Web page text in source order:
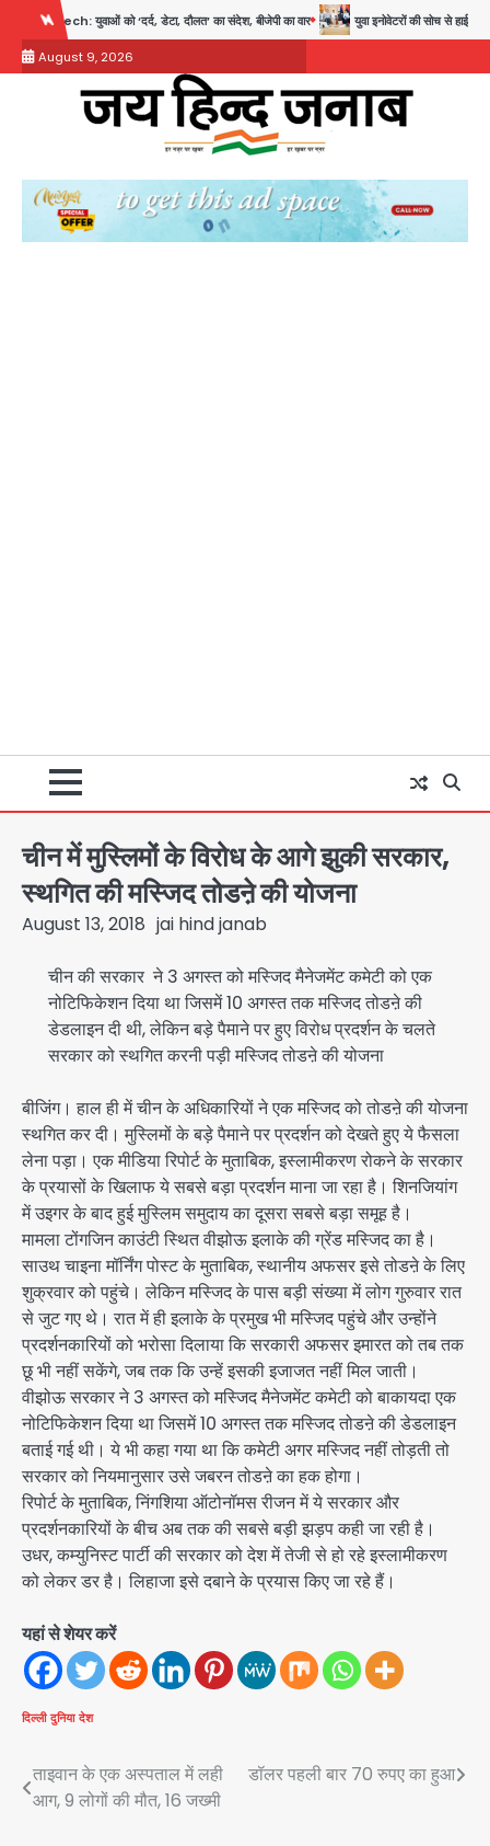
content
को ‘दर्द, डेटा, दौलत’ का संदेश, बीजेपी का वार युवा इनोवेटरों की सोच से हाईटेक होगी दिल्ली
August 9, 2026
चीन में मुस्लिमों के विरोध के आगे झुकी सरकार,
स्थगित की मस्जिद तोडऩे की योजना
August 13, 2018 jai hind janab
चीन की सरकार ने 3 अगस्त को मस्जिद मैनेजमेंट कमेटी को एक
नोटिफिकेशन दिया था जिसमें 10 अगस्त तक मस्जिद तोडऩे की
डेडलाइन दी थी, लेकिन बड़े पैमाने पर हुए विरोध प्रदर्शन के चलते
सरकार को स्थगित करनी पड़ी मस्जिद तोडऩे की योजना
बीजिंग। हाल ही में चीन के अधिकारियों ने एक मस्जिद को तोडऩे की योजना
स्थगित कर दी। मुस्लिमों के बड़े पैमाने पर प्रदर्शन को देखते हुए ये फैसला
लेना पड़ा। एक मीडिया रिपोर्ट के मुताबिक, इस्लामीकरण रोकने के सरकार
के प्रयासों के खिलाफ ये सबसे बड़ा प्रदर्शन माना जा रहा है। शिनजियांग
में उइगर के बाद हुई मुस्लिम समुदाय का दूसरा सबसे बड़ा समूह है।
मामला टोंगजिन काउंटी स्थित वीझोऊ इलाके की ग्रेंड मस्जिद का है।
साउथ चाइना मॉर्निंग पोस्ट के मुताबिक, स्थानीय अफसर इसे तोडऩे के लिए
शुक्रवार को पहुंचे। लेकिन मस्जिद के पास बड़ी संख्या में लोग गुरुवार रात
से जुट गए थे। रात में ही इलाके के प्रमुख भी मस्जिद पहुंचे और उन्होंने
प्रदर्शनकारियों को भरोसा दिलाया कि सरकारी अफसर इमारत को तब तक
छू भी नहीं सकेंगे, जब तक कि उन्हें इसकी इजाजत नहीं मिल जाती।
वीझोऊ सरकार ने 3 अगस्त को मस्जिद मैनेजमेंट कमेटी को बाकायदा एक
नोटिफिकेशन दिया था जिसमें 10 अगस्त तक मस्जिद तोडऩे की डेडलाइन
बताई गई थी। ये भी कहा गया था कि कमेटी अगर मस्जिद नहीं तोड़ती तो
सरकार को नियमानुसार उसे जबरन तोडऩे का हक होगा।
रिपोर्ट के मुताबिक, निंगशिया ऑटोनॉमस रीजन में ये सरकार और
प्रदर्शनकारियों के बीच अब तक की सबसे बड़ी झड़प कही जा रही है।
उधर, कम्युनिस्ट पार्टी की सरकार को देश में तेजी से हो रहे इस्लामीकरण
को लेकर डर है। लिहाजा इसे दबाने के प्रयास किए जा रहे हैं।
यहां से शेयर करें
दिल्ली दुनिया देश
Post
navigation
ताइवान के एक अस्पताल में लही
आग, 9 लोगों की मौत, 16 जख्मी
डॉलर पहली बार 70 रुपए का हुआ